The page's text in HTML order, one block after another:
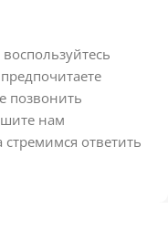
позвонить
нам
ответить